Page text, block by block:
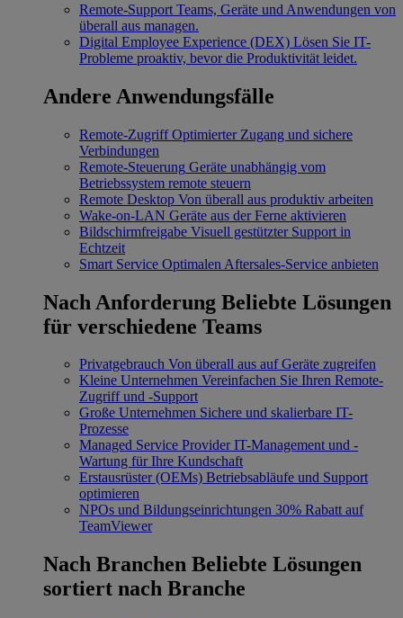
Remote-Support Teams, Geräte und Anwendungen von
überall aus managen.
Digital Employee Experience (DEX) Lösen Sie IT-
Probleme proaktiv, bevor die Produktivität leidet.
Andere Anwendungsfälle
Remote-Zugriff Optimierter Zugang und sichere
Verbindungen
Remote-Steuerung Geräte unabhängig vom
Betriebssystem remote steuern
Remote Desktop Von überall aus produktiv arbeiten
Wake-on-LAN Geräte aus der Ferne aktivieren
Bildschirmfreigabe Visuell gestützter Support in
Echtzeit
Smart Service Optimalen Aftersales-Service anbieten
Nach Anforderung Beliebte Lösungen
für verschiedene Teams
Privatgebrauch Von überall aus auf Geräte zugreifen
Kleine Unternehmen Vereinfachen Sie Ihren Remote-
Zugriff und -Support
Große Unternehmen Sichere und skalierbare IT-
Prozesse
Managed Service Provider IT-Management und -
Wartung für Ihre Kundschaft
Erstausrüster (OEMs) Betriebsabläufe und Support
optimieren
NPOs und Bildungseinrichtungen 30% Rabatt auf
TeamViewer
Nach Branchen Beliebte Lösungen
sortiert nach Branche